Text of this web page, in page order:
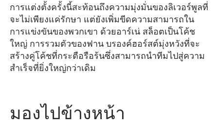
การแต่งตั้งครั้งนี้สะท้อนถึงความมุ่งมั่นของลิเวอร์พูลที่
จะไม่เพียงแค่รักษา แต่ยังเพิ่มขีดความสามารถใน
การแข่งขันของพวกเขา ด้วยอาร์เน่ สล็อตเป็นโค้ช
ใหญ่ การรวมตัวของฟาน บรองค์ฮอร์สต์มุ่งหวังที่จะ
สร้างคู่โค้ชที่กระตือรือร้นซึ่งสามารถนำทีมไปสู่ความ
สำเร็จที่ยิ่งใหญ่กว่าเดิม
มองไปข้างหน้า